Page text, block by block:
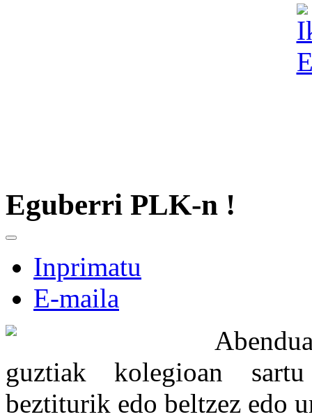
Eguberri PLK-n !
Inprimatu
E-maila
guztiak kolegioan
beztiturik edo beltzez edo